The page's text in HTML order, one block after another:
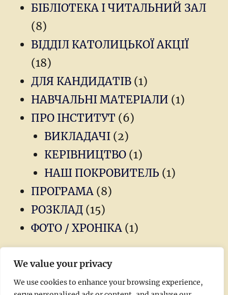
We value your privacy
We use cookies to enhance your browsing experience,
БІБЛІОТЕКА І ЧИТАЛЬНИЙ ЗАЛ
(8)
ВІДДІЛ КАТОЛИЦЬКОЇ АКЦІЇ
(18)
ДЛЯ КАНДИДАТІВ(1)
НАВЧАЛЬНІ МАТЕРІАЛИ (1)
ПРО ІНСТИТУТ (6)
ВИКЛАДАЧІ(2)
КЕРІВНИЦТВО(1)
НАШ ПОКРОВИТЕЛЬ (1)
ПРОГРАМА(8)
РОЗКЛАД(15)
ФОТО / ХРОНІКА(1)
Новини